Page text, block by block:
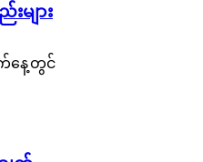
းများ
က်နေ့တွင်